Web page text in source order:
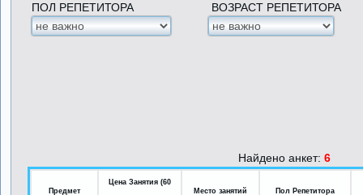
ПОЛ РЕПЕТИТОРА ВОЗРАСТ РЕПЕТИТОРА
Найдено анкет: 6
Предмет
Цена Занятия (60
Место занятий Пол Репетитора